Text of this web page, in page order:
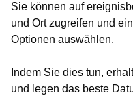
Sie können auf
und Ort zugreifen und
Optionen auswählen.
Indem Sie dies tun,
und legen das beste